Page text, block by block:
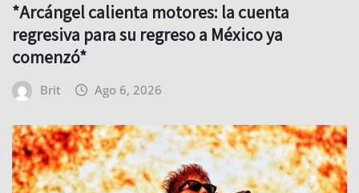
*Arcángel calienta motores: la cuenta
regresiva para su regreso a México ya
comenzó*
Brit Ago 6, 2026